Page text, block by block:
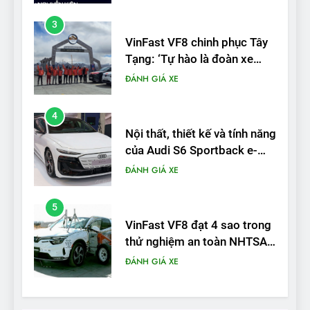
4
Nội thất, thiết kế và tính năng
của Audi S6 Sportback e-
5
VinFast VF8 đạt 4 sao trong
thử nghiệm an toàn NHTSA
6
Hệ thống treo đa điểm –
trang bị “đáng từng xu” trên